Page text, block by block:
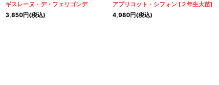
ギスレーヌ・デ・フェリゴンデ
3,850円(税込)
アプリコット・シフォン [ ２年生大苗]
4,980円(税込)